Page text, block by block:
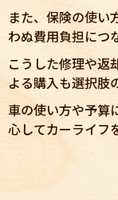
また、保険の使い
わぬ費用負担につ
こうした修理や返
よる購入も選択肢
車の使い方や予算
心してカーライフ